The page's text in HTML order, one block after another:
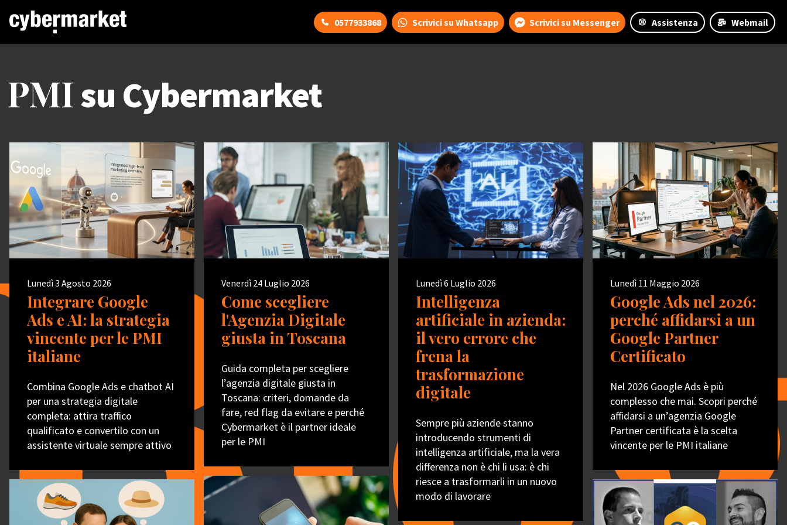
0577933868 Scrivici su Whatsapp Scrivici su Messenger Assistenza Webmail
PMIsu Cybermarket
Lunedì 3 Agosto 2026
Integrare Google
Ads e AI: la strategia
vincente per le PMI
italiane
Combina Google Ads e chatbot AI
per una strategia digitale
completa: attira traffico
qualificato e convertilo con un
assistente virtuale sempre attivo
Venerdì 24 Luglio 2026
Come scegliere
l'Agenzia Digitale
giusta in Toscana
Guida completa per scegliere
l’agenzia digitale giusta in
Toscana: criteri, domande da
fare, red flag da evitare e perché
Cybermarket è il partner ideale
per le PMI
Lunedì 6 Luglio 2026
Intelligenza
artificiale in azienda:
il vero errore che
frena la
trasformazione
digitale
Sempre più aziende stanno
introducendo strumenti di
intelligenza artificiale, ma la vera
differenza non è chi li usa: è chi
riesce a trasformarli in un nuovo
modo di lavorare
Lunedì 11 Maggio 2026
Google Ads nel 2026:
perché affidarsi a un
Google Partner
Certificato
Nel 2026 Google Ads è più
complesso che mai. Scopri perché
affidarsi a un’agenzia Google
Partner certificata è la scelta
vincente per le PMI italiane